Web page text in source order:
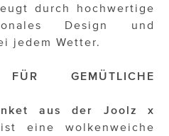
– Neue Post
durch hochwertige
Design und
jedem Wetter.
FÜR GEMÜTLICHE
aus der Joolz x
ist eine wolkenweiche